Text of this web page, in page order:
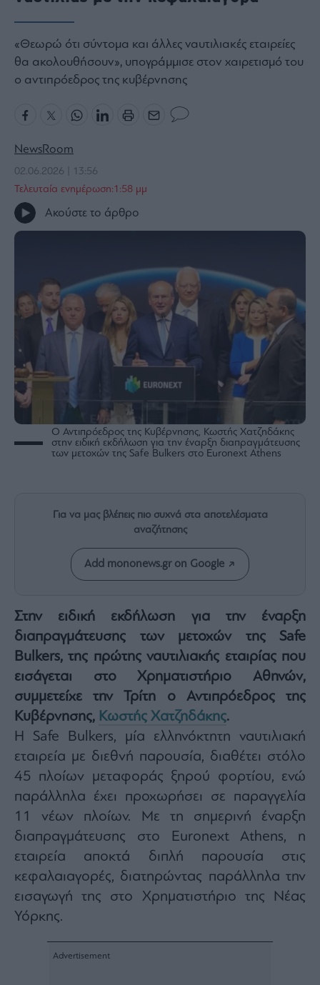
Κοινωνία
Law
Bloomberg
Financial
Times
The
Room
301
My
Story
Losers
Επι-
θετικά
Rumors
ESG
Today
Mononews2030
Άρθρα
Συνεντεύξεις
Life
Style
Υγεία
Architecture
&
Design
Fashion
&
Art
Watches
Yachts
Table
For
Two
Μετοχές
Trader's
«Θεωρώ ότι σύντομα και άλλες ναυτιλιακές εταιρείες
θα ακολουθήσουν», υπογράμμισε στον χαιρετισμό του
ο αντιπρόεδρος της κυβέρνησης
NewsRoom
02.06.2026 | 13:56
Τελευταία ενημέρωση:1:58 μμ
Ακούστε το άρθρο
Ο Αντιπρόεδρος της Κυβέρνησης, Κωστής Χατζηδάκης
στην ειδική εκδήλωση για την έναρξη διαπραγμάτευσης
των μετοχών της Safe Bulkers στο Euronext Athens
Για να μας βλέπεις πιο συχνά στα αποτελέσματα
αναζήτησης
Add mononews.gr on Google
Στην ειδική εκδήλωση για την έναρξη
διαπραγμάτευσης των μετοχών της Safe
Bulkers, της πρώτης ναυτιλιακής εταιρίας που
εισάγεται στο Χρηματιστήριο Αθηνών,
συμμετείχε την Τρίτη ο Αντιπρόεδρος της
Κυβέρνησης, Κωστής Χατζηδάκης.
Η Safe Bulkers, μία ελληνόκτητη ναυτιλιακή
εταιρεία με διεθνή παρουσία, διαθέτει στόλο
45 πλοίων μεταφοράς ξηρού φορτίου, ενώ
παράλληλα έχει προχωρήσει σε παραγγελία
11 νέων πλοίων. Με τη σημερινή έναρξη
διαπραγμάτευσης στο Euronext Athens, η
εταιρεία αποκτά διπλή παρουσία στις
κεφαλαιαγορές, διατηρώντας παράλληλα την
εισαγωγή της στο Χρηματιστήριο της Νέας
Υόρκης.